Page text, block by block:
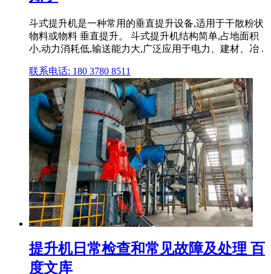
斗式提升机是一种常用的垂直提升设备,适用于干散粉状
物料或物料 垂直提升。 斗式提升机结构简单,占地面积
小,动力消耗低,输送能力大,广泛应用于电力、建材、冶 .
联系电话: 180 3780 8511
提升机日常检查和常见故障及处理 百
度文库